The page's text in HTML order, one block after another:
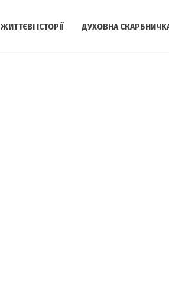
ЖИТТЄВІ ІСТОРІЇ ДУХОВНА